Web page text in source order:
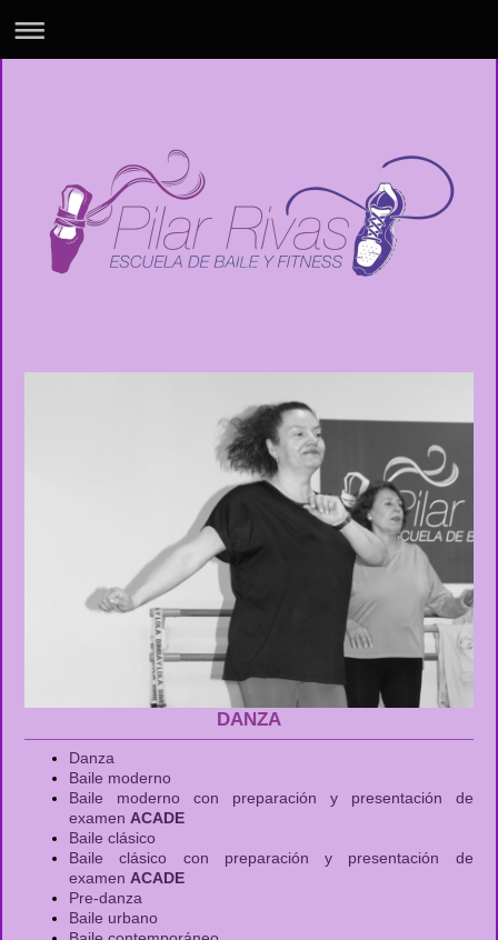
DANZA
Danza
Baile moderno
Baile moderno con preparación y presentación de
examen ACADE
Baile clásico
Baile clásico con preparación y presentación de
examen ACADE
Pre-danza
Baile urbano